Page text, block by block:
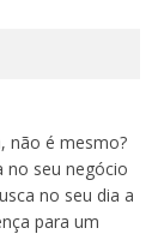
não é mesmo?
no seu negócio
no seu dia a
para um